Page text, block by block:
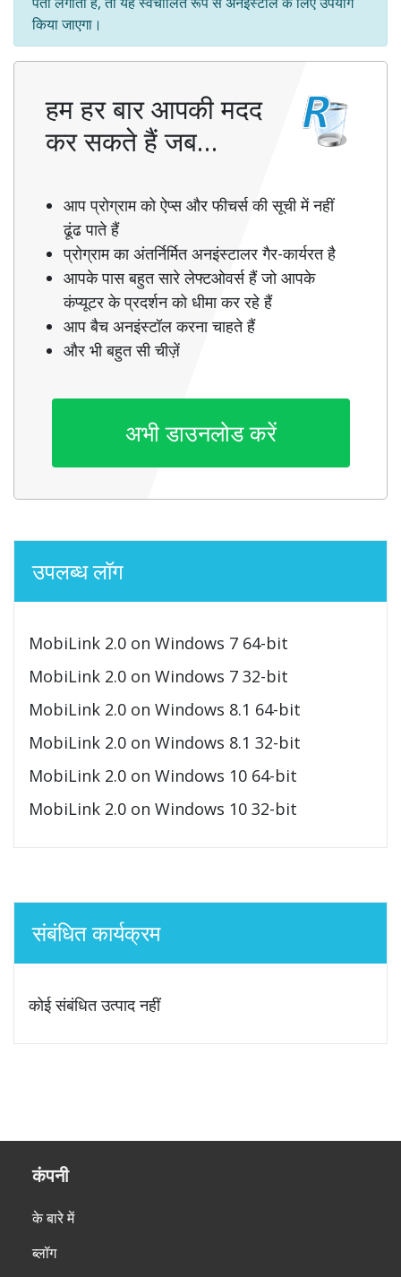
किया जाएगा।
हम हर बार आपकी मदद
कर सकते हैं जब…
आप प्रोग्राम को ऐप्स और फीचर्स की सूची में नहीं
ढूंढ पाते हैं
प्रोग्राम का अंतर्निर्मित अनइंस्टालर गैर-कार्यरत है
आपके पास बहुत सारे लेफ्टओवर्स हैं जो आपके
कंप्यूटर के प्रदर्शन को धीमा कर रहे हैं
आप बैच अनइंस्टॉल करना चाहते हैं
और भी बहुत सी चीज़ें
अभी डाउनलोड करें
उपलब्ध लॉग
MobiLink 2.0 on Windows 7 64-bit
MobiLink 2.0 on Windows 7 32-bit
MobiLink 2.0 on Windows 8.1 64-bit
MobiLink 2.0 on Windows 8.1 32-bit
MobiLink 2.0 on Windows 10 64-bit
MobiLink 2.0 on Windows 10 32-bit
संबंधित कार्यक्रम
कोई संबंधित उत्पाद नहीं
कंपनी
के बारे में
ब्लॉग